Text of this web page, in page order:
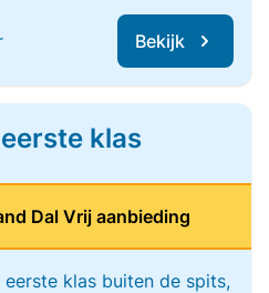
Bekijk
klas
Dal Vrij aanbieding
klas buiten de spits,